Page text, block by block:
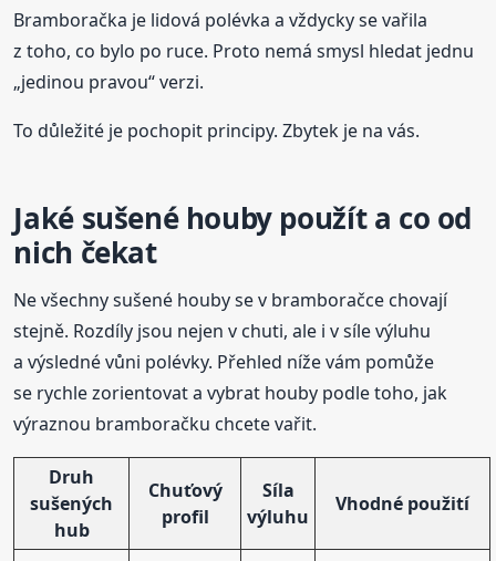
Bramboračka je lidová polévka a vždycky se vařila
z toho, co bylo po ruce. Proto nemá smysl hledat jednu
„jedinou pravou“ verzi.
To důležité je pochopit principy. Zbytek je na vás.
Jaké sušené houby použít a co od
nich čekat
Ne všechny sušené houby se v bramboračce chovají
stejně. Rozdíly jsou nejen v chuti, ale i v síle výluhu
a výsledné vůni polévky. Přehled níže vám pomůže
se rychle zorientovat a vybrat houby podle toho, jak
výraznou bramboračku chcete vařit.
Druh
sušených
hub
Chuťový
profil
Síla
výluhu
Vhodné použití